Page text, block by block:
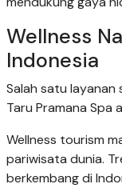
Wellness
Indonesia
Salah satu layanan
Taru Pramana Spa
Wellness tourism
pariwisata dunia.
berkembang di